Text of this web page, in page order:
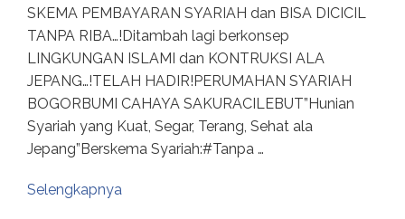
SKEMA PEMBAYARAN SYARIAH dan BISA DICICIL
TANPA RIBA…!Ditambah lagi berkonsep
LINGKUNGAN ISLAMI dan KONTRUKSI ALA
JEPANG…!TELAH HADIR!PERUMAHAN SYARIAH
BOGORBUMI CAHAYA SAKURACILEBUT”Hunian
Syariah yang Kuat, Segar, Terang, Sehat ala
Jepang”Berskema Syariah:#Tanpa …
Selengkapnya